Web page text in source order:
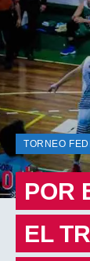
TORNEO
POR
EL